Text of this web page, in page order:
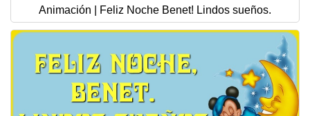
Animación | Feliz Noche Benet! Lindos sueños.